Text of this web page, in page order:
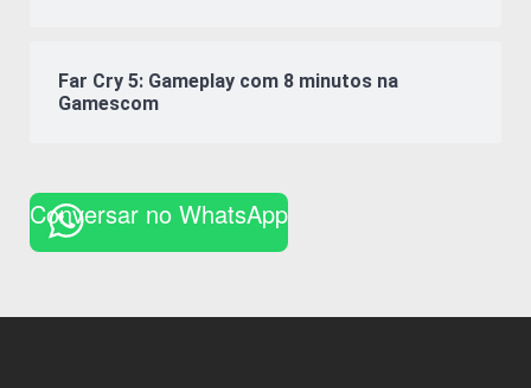
Far Cry 5: Gameplay com 8 minutos na
Gamescom
Conversar no WhatsApp